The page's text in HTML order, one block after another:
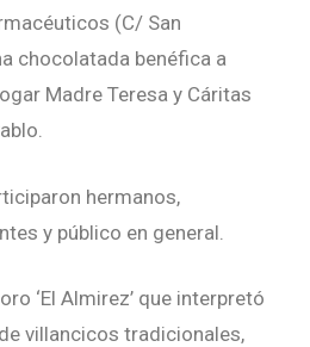
(C/ San
chocolatada benéfica a
Madre Teresa y Cáritas
hermanos,
y público en general.
‘El Almirez’ que interpretó
villancicos tradicionales,